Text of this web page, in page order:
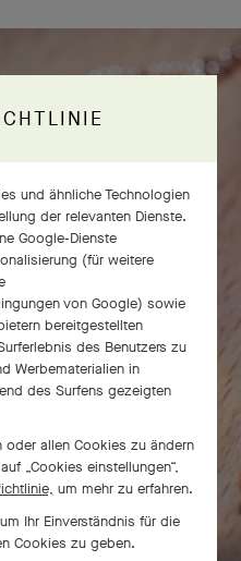
und ähnliche Technologien
der relevanten Dienste.
Google-Dienste
(für weitere
von Google) sowie
bereitgestellten
des Benutzers zu
Werbematerialien in
des Surfens gezeigten
oder allen Cookies zu ändern
„Cookies einstellungen“,
um mehr zu erfahren.
Ihr Einverständnis für die
Cookies zu geben.